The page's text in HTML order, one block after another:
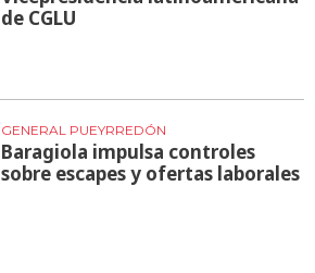
de CGLU
GENERAL PUEYRREDÓN
Baragiola impulsa controles
sobre escapes y ofertas laborales